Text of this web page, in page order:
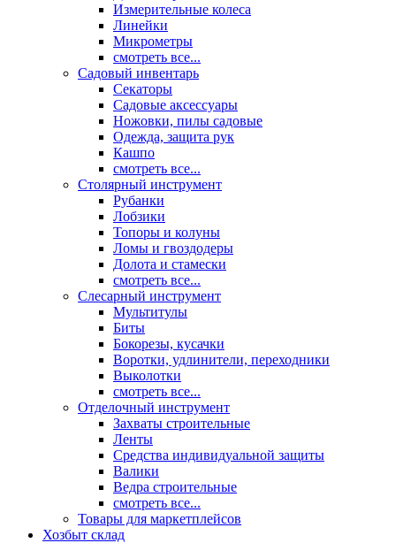
Измерительные колеса
Линейки
Микрометры
смотреть все...
Садовый инвентарь
Секаторы
Садовые аксессуары
Ножовки, пилы садовые
Одежда, защита рук
Кашпо
смотреть все...
Столярный инструмент
Рубанки
Лобзики
Топоры и колуны
Ломы и гвоздодеры
Долота и стамески
смотреть все...
Слесарный инструмент
Мультитулы
Биты
Бокорезы, кусачки
Воротки, удлинители, переходники
Выколотки
смотреть все...
Отделочный инструмент
Захваты строительные
Ленты
Средства индивидуальной защиты
Валики
Ведра строительные
смотреть все...
Товары для маркетплейсов
Хозбыт склад